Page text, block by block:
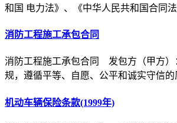
和国 电力法》、《中华人民共和国合同
消防工程施工承包合同
消防工程施工承包合同 发包方（甲方
规，遵循平等、自愿、公平和诚实守信
机动车辆保险条款(1999年)